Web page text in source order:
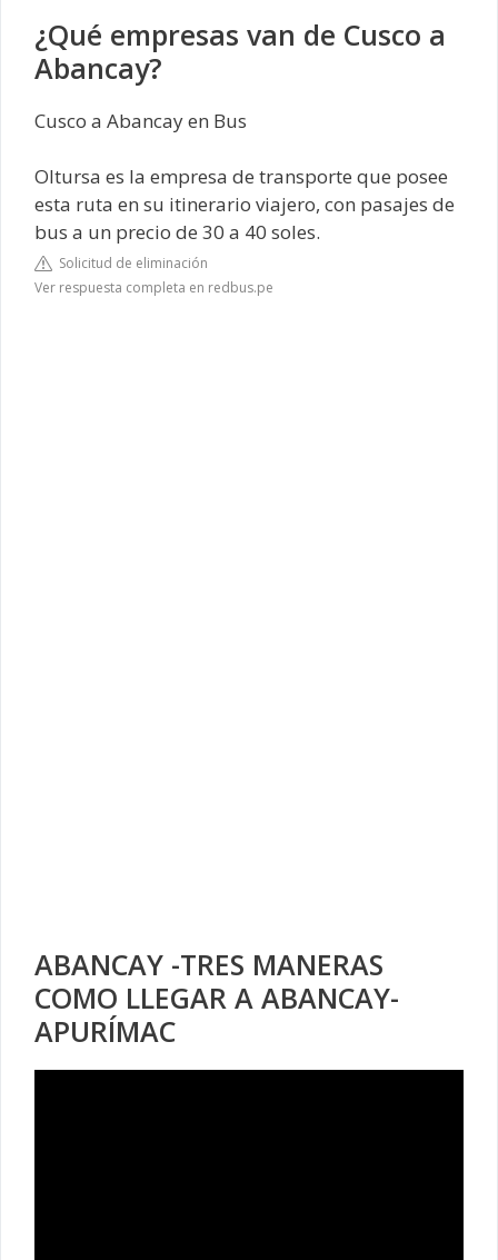
¿Qué empresas van de Cusco a
Abancay?
Cusco a Abancay en Bus
Oltursa es la empresa de transporte que posee
esta ruta en su itinerario viajero, con pasajes de
bus a un precio de 30 a 40 soles.
Solicitud de eliminación
Ver respuesta completa en redbus.pe
ABANCAY -TRES MANERAS
COMO LLEGAR A ABANCAY-
APURÍMAC